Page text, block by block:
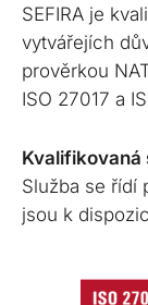
SEFIRA je
vytvářejích
prověrkou
ISO 27017 a
Kvalifikovaná
Služba se řídí
jsou k